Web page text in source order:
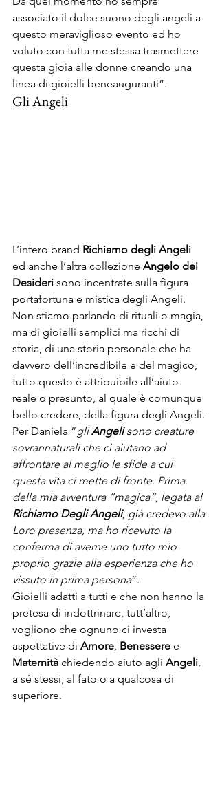
associato il dolce suono degli angeli a
questo meraviglioso evento ed ho
voluto con tutta me stessa trasmettere
questa gioia alle donne creando una
linea di gioielli beneauguranti”.
Gli Angeli
L’intero brand Richiamo degli Angeli
ed anche l’altra collezione Angelo dei
Desideri sono incentrate sulla figura
portafortuna e mistica degli Angeli.
Non stiamo parlando di rituali o magia,
ma di gioielli semplici ma ricchi di
storia, di una storia personale che ha
davvero dell’incredibile e del magico,
tutto questo è attribuibile all’aiuto
reale o presunto, al quale è comunque
bello credere, della figura degli Angeli.
Per Daniela “gli Angeli sono creature
sovrannaturali che ci aiutano ad
affrontare al meglio le sfide a cui
questa vita ci mette di fronte. Prima
della mia avventura “magica”, legata al
Richiamo Degli Angeli, già credevo alla
Loro presenza, ma ho ricevuto la
conferma di averne uno tutto mio
proprio grazie alla esperienza che ho
vissuto in prima persona”.
Gioielli adatti a tutti e che non hanno la
pretesa di indottrinare, tutt’altro,
vogliono che ognuno ci investa
aspettative di Amore, Benessere e
Maternità chiedendo aiuto agli Angeli,
a sé stessi, al fato o a qualcosa di
superiore.